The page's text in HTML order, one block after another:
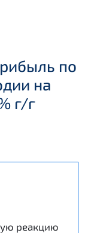
по
на
г/г
реакцию